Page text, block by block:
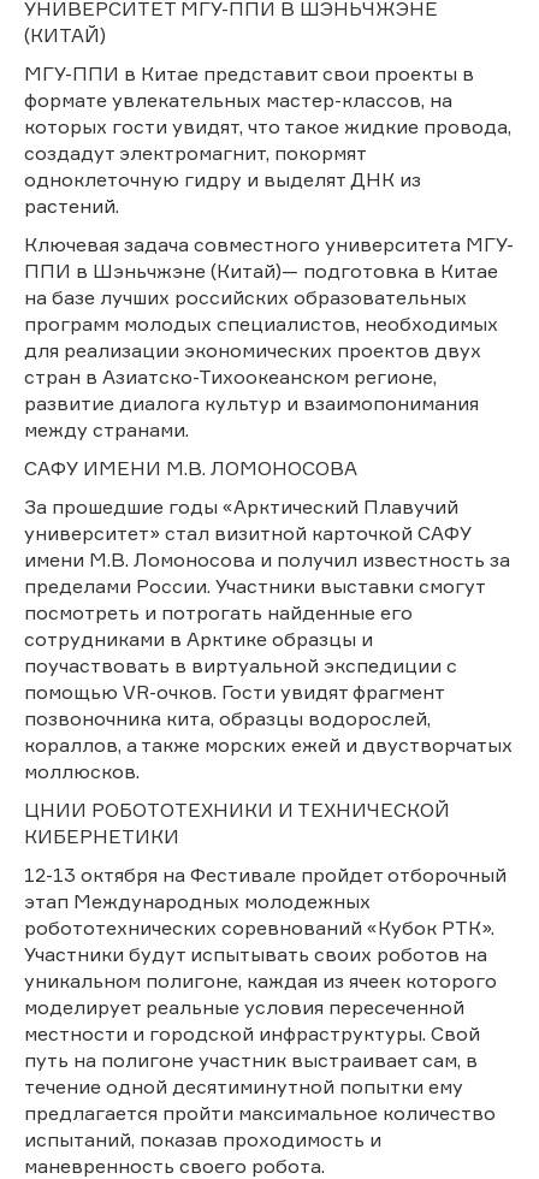
УНИВЕРСИТЕТ МГУ-ППИ В ШЭНЬЧЖЭНЕ
(КИТАЙ)
МГУ-ППИ в Китае представит свои проекты в
формате увлекательных мастер-классов, на
которых гости увидят, что такое жидкие провода,
создадут электромагнит, покормят
одноклеточную гидру и выделят ДНК из
растений.
Ключевая задача совместного университета МГУ-
ППИ в Шэньчжэне (Китай)— подготовка в Китае
на базе лучших российских образовательных
программ молодых специалистов, необходимых
для реализации экономических проектов двух
стран в Азиатско-Тихоокеанском регионе,
развитие диалога культур и взаимопонимания
между странами.
САФУ ИМЕНИ М.В. ЛОМОНОСОВА
За прошедшие годы «Арктический Плавучий
университет» стал визитной карточкой САФУ
имени М.В. Ломоносова и получил известность за
пределами России. Участники выставки смогут
посмотреть и потрогать найденные его
сотрудниками в Арктике образцы и
поучаствовать в виртуальной экспедиции с
помощью VR-очков. Гости увидят фрагмент
позвоночника кита, образцы водорослей,
кораллов, а также морских ежей и двустворчатых
моллюсков.
ЦНИИ РОБОТОТЕХНИКИ И ТЕХНИЧЕСКОЙ
КИБЕРНЕТИКИ
12-13 октября на Фестивале пройдет отборочный
этап Международных молодежных
робототехнических соревнований «Кубок РТК».
Участники будут испытывать своих роботов на
уникальном полигоне, каждая из ячеек которого
моделирует реальные условия пересеченной
местности и городской инфраструктуры. Свой
путь на полигоне участник выстраивает сам, в
течение одной десятиминутной попытки ему
предлагается пройти максимальное количество
испытаний, показав проходимость и
маневренность своего робота.